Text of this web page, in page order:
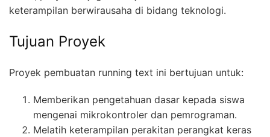
keterampilan berwirausaha di bidang teknologi.
Tujuan Proyek
Proyek pembuatan running text ini bertujuan untuk:
Memberikan pengetahuan dasar kepada siswa
mengenai mikrokontroler dan pemrograman.
Melatih keterampilan perakitan perangkat keras